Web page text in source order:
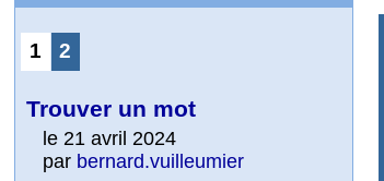
1 2
Trouver un mot
le 21 avril 2024
par bernard.vuilleumier